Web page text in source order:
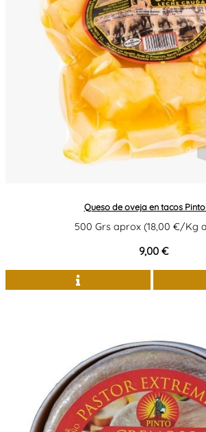
Queso de oveja en tacos
500 Grs aprox (18,00 €/Kg
9,00 €